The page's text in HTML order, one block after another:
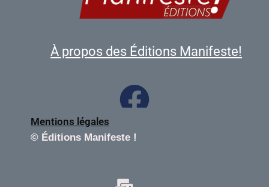
À propos des Éditions Manifeste!
Mentions légales
© Éditions Manifeste !